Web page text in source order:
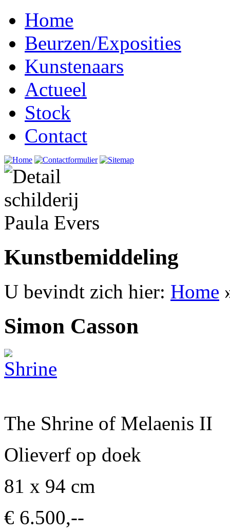
Home
Beurzen/Exposities
Kunstenaars
Actueel
Stock
Contact
Kunstbemiddeling
U bevindt zich hier: Home
Simon Casson
The Shrine of Melaenis II
Olieverf op doek
81 x 94 cm
€ 6.500,--